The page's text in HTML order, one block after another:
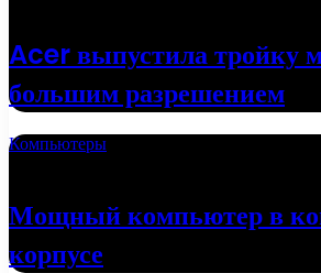
Acer выпустила тройку
большим разрешением
Компьютеры
Мощный компьютер в
корпусе